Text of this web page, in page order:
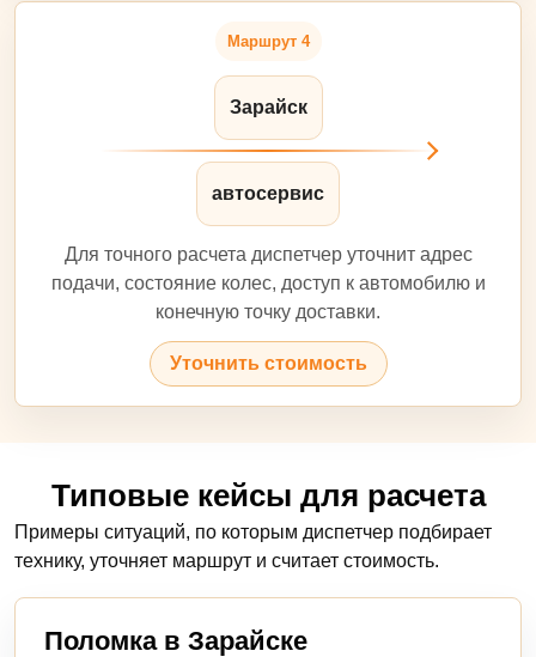
Маршрут 4
Зарайск
автосервис
Для точного расчета диспетчер уточнит адрес
подачи, состояние колес, доступ к автомобилю и
конечную точку доставки.
Уточнить стоимость
Типовые кейсы для расчета
Примеры ситуаций, по которым диспетчер подбирает
технику, уточняет маршрут и считает стоимость.
Поломка в Зарайске